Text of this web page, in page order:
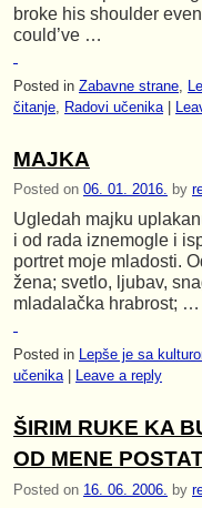
broke his shoulder
could’ve …
Posted in Zabavne strane
čitanje
Radovi učenika
MAJKA
Posted on 06. 01. 2016. by
Ugledah majku
i od rada iznemogle i
portret moje mladosti.
žena; svetlo, ljubav,
mladalačka hrabrost; …
Posted in Lepše je sa
učenika
Leave a reply
ŠIRIM RUKE KA
OD MENE
Posted on 16. 06. 2006. by